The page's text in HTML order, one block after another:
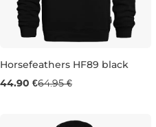
Výpredaj -31 %
Horsefeathers HF89 black
44.90 €64.95 €